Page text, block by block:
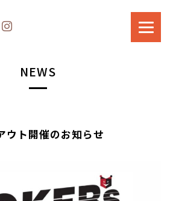
NEWS
ウト開催のお知らせ